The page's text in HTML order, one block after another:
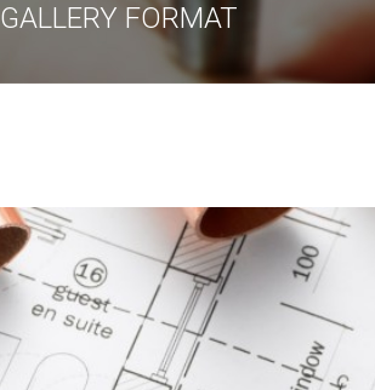
GALLERY FORMAT